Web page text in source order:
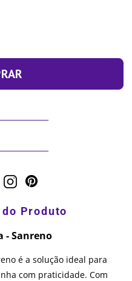
- Sanreno
é a solução ideal para
com praticidade. Com